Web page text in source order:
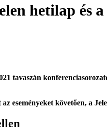
hetilap és
tavaszán
eseményeket követően, a